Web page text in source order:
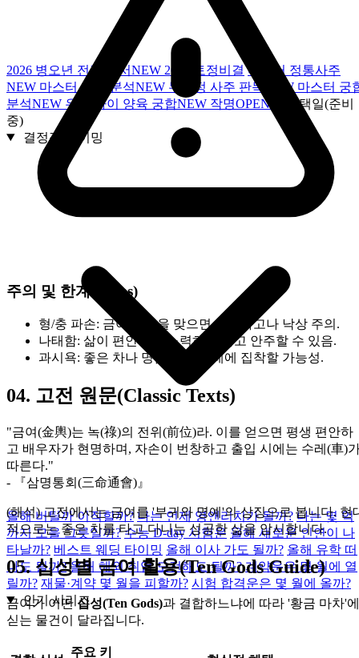
2026 병오년 전략 백서NEW 2026 토정비결 마스터 정통사주
NEW 마스터 사주 분석NEW 무보정 사주 판독 NEW 마스터 궁
분석NEW 우리 아이 양육 궁합NEW 작명OPEN
출산택일(준비
중)
결정적 타이밍
올해 버틸까 이직할까? 나는 언제 영앤리치가 될까? 나는 몇 억
까지 모을 그릇일까? 수능 D-day 시험운 올해 새로운 인연이 나
타날까? 베스트 웨딩 타이밍 올해 이사 가도 될까? 올해 유학 떠
나도 될까? 올해 해외 취업 도전해도 될까? 계약운은 몇 월에 열
릴까? 재물·계약 몇 월을 피할까? 시험 합격운은 몇 월에 올까?
인기 시리즈
주의 및 한계 (Cons)
형/충 파손: 금여가 충을 맞으면 교통사고나 낙상 주의.
나태함: 삶이 편안하여 노력하지 않고 안주할 수 있음.
과시욕: 좋은 차나 명품 등 겉치레에 집착할 가능성.
04. 고전 원문(Classic Texts)
"금여(金輿)는 녹(祿)의 전위(前位)라. 이를 얻으면 평생 편안하
고 배우자가 현명하며, 자손이 번창하고 출입 시에는 수레(車)
따른다."
- 『삼명통회(三命通會)』
(해석) 고전에서는 금여를 '부귀와 명예'의 상징으로 봅니다. 현
적으로는 좋은 차를 타고 다니는 성공한 삶을 암시합니다.
05.십성별 금여 활용(Ten Gods Guide)
금여가 어떤십성(Ten Gods)과 결합하느냐에 따라 '황금 마차'에
싣는 물건이 달라집니다.
주요 키